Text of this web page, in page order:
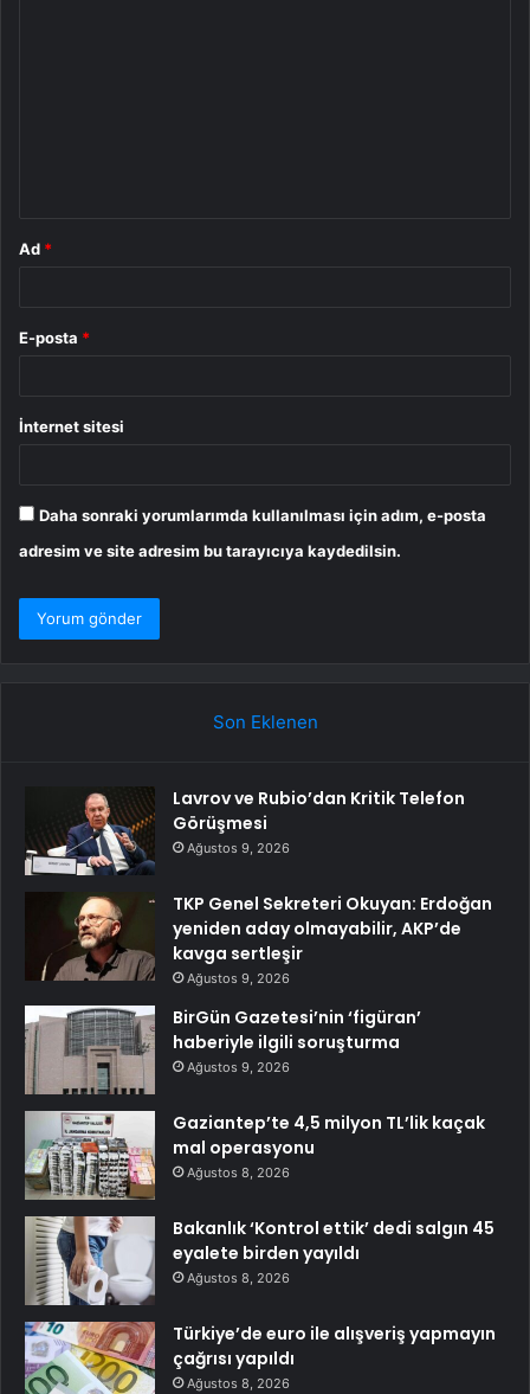
Ad *
E-posta *
İnternet sitesi
Daha sonraki yorumlarımda kullanılması için adım, e-posta
adresim ve site adresim bu tarayıcıya kaydedilsin.
Son Eklenen
Lavrov ve Rubio’dan Kritik Telefon
Görüşmesi
Ağustos 9, 2026
TKP Genel Sekreteri Okuyan: Erdoğan
yeniden aday olmayabilir, AKP’de
kavga sertleşir
Ağustos 9, 2026
BirGün Gazetesi’nin ‘figüran’
haberiyle ilgili soruşturma
Ağustos 9, 2026
Gaziantep’te 4,5 milyon TL’lik kaçak
mal operasyonu
Ağustos 8, 2026
Bakanlık ‘Kontrol ettik’ dedi salgın 45
eyalete birden yayıldı
Ağustos 8, 2026
Türkiye’de euro ile alışveriş yapmayın
çağrısı yapıldı
Ağustos 8, 2026